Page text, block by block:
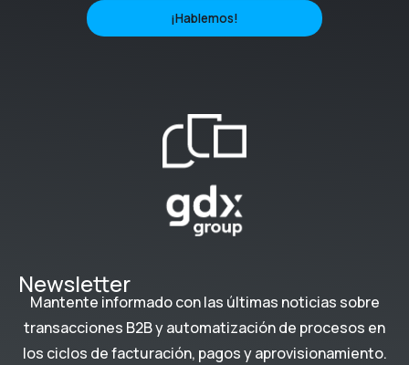
¡Hablemos!
Newsletter
Mantente informado con las últimas noticias sobre
transacciones B2B y automatización de procesos en
los ciclos de facturación, pagos y aprovisionamiento.